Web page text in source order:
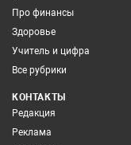
Про финансы
Здоровье
Учитель и цифра
Все рубрики
КОНТАКТЫ
Редакция
Реклама